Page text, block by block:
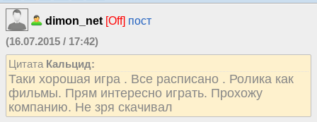
dimon_net [Off] пост
(16.07.2015 / 17:42)
Цитата Кальцид:
Таки хорошая игра . Все расписано . Ролика как
фильмы. Прям интересно играть. Прохожу
компанию. Не зря скачивал